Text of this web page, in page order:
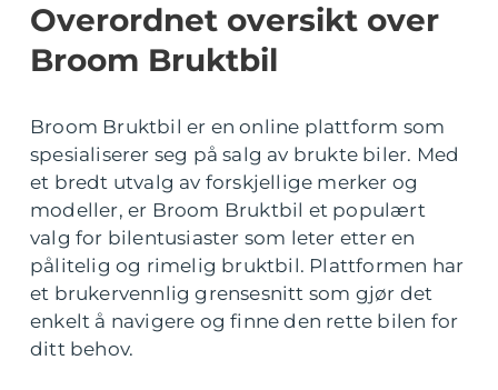
Overordnet oversikt over
Broom Bruktbil
Broom Bruktbil er en online plattform som
spesialiserer seg på salg av brukte biler. Med
et bredt utvalg av forskjellige merker og
modeller, er Broom Bruktbil et populært
valg for bilentusiaster som leter etter en
pålitelig og rimelig bruktbil. Plattformen har
et brukervennlig grensesnitt som gjør det
enkelt å navigere og finne den rette bilen for
ditt behov.